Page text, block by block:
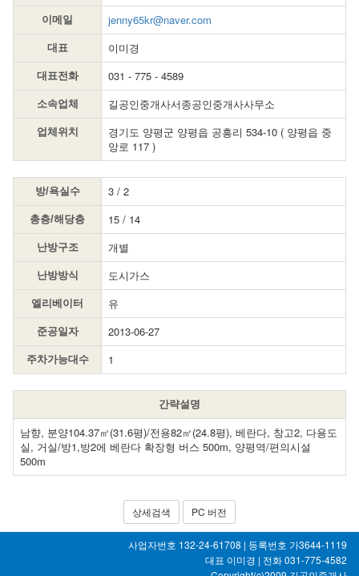
이메일 jenny65kr@naver.com
대표 이미경
대표전화 031 - 775 - 4589
소속업체 길공인중개사서종공인중개사사무소
업체위치
경기도 양평군 양평읍 공흥리 534-10 ( 양평읍 중
앙로 117 )
방/욕실수 3 / 2
총층/해당층 15 / 14
난방구조 개별
난방방식 도시가스
엘리베이터 유
준공일자 2013-06-27
주차가능대수 1
간략설명
남향, 분양104.37㎡(31.6평)/전용82㎡(24.8평), 베란다, 창고2, 다용도
실, 거실/방1,방2에 베란다 확장형 버스 500m, 양평역/편의시설
500m
상세검색 PC 버전
사업자번호 132-24-61708 | 등록번호 가3644-1119
대표 이미경 | 전화 031-775-4582